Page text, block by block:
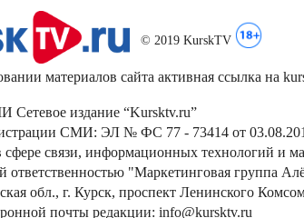
© 2019 KurskTV
материалов сайта активная ссылка на
Сетевое издание “Kursktv.ru”
СМИ: ЭЛ № ФС 77 - 73414 от
связи, информационных технологий и
ответственностью "Маркетинговая группа
обл., г. Курск, проспект Ленинского
почты редакции: info@kursktv.ru